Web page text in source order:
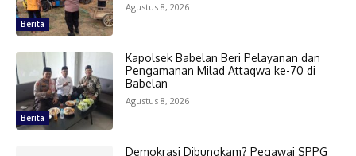
Berita
Agustus 8, 2026
Berita
Kapolsek Babelan Beri Pelayanan dan
Pengamanan Milad Attaqwa ke-70 di
Babelan
Agustus 8, 2026
Demokrasi Dibungkam? Pegawai SPPG